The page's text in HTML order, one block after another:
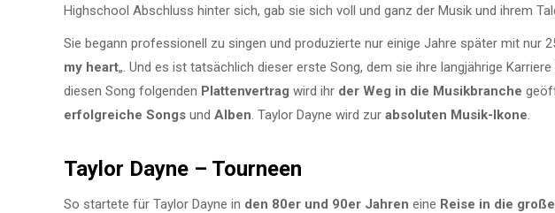
Highschool Abschluss hinter sich, gab sie sich voll und ganz der Musik und ihrem
Sie begann professionell zu singen und produzierte nur einige Jahre später mit nur
my heart„. Und es ist tatsächlich dieser erste Song, dem sie ihre langjährige
diesen Song folgenden Plattenvertrag wird ihr der Weg in die Musikbranche
erfolgreiche Songs und Alben. Taylor Dayne wird zur absoluten Musik-Ikone.
Taylor Dayne – Tourneen
So startete für Taylor Dayne in den 80er und 90er Jahren eine Reise in die